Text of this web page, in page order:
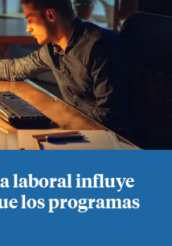
laboral influye
los programas